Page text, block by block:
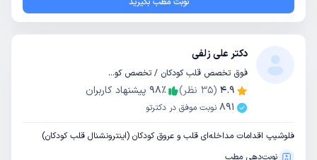
دکتر علی زلفی
فوق تخصص قلب کودکان / تخصص کودکان و اطفال
4.9
(
35 نظر) 98٪
پیشنهاد کاربران
891 نوبت موفق در دکترتو
فلوشیپ اقدامات مداخله‌ای قلب و عروق کودکان (اینترونشنال قلب کودکان)
نوبت‌دهی مطب